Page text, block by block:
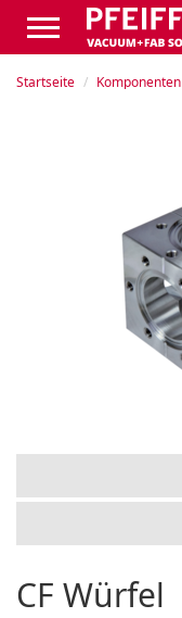
Startseite Komponenten
CF Würfel